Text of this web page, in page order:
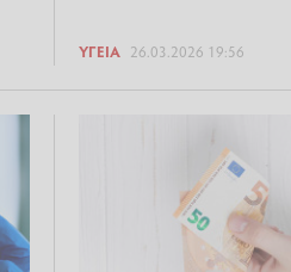
ΥΓΕΊΑ 26.03.2026 19:56